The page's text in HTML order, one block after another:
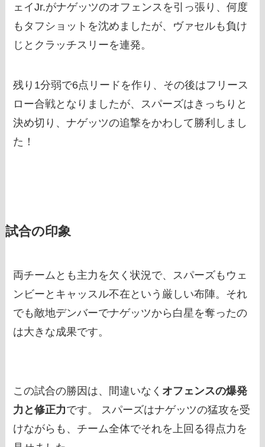
ェイJr.がナゲッツのオフェンスを引っ張り、何度
もタフショットを沈めましたが、ヴァセルも負け
じとクラッチスリーを連発。
残り1分弱で6点リードを作り、その後はフリース
ロー合戦となりましたが、スパーズはきっちりと
決め切り、ナゲッツの追撃をかわして勝利しまし
た！
試合の印象
両チームとも主力を欠く状況で、スパーズもウェ
ンビーとキャッスル不在という厳しい布陣。それ
でも敵地デンバーでナゲッツから白星を奪ったの
は大きな成果です。
この試合の勝因は、間違いなく オフェンスの爆発
力と修正力です。 スパーズはナゲッツの猛攻を受
けながらも、チーム全体でそれを上回る得点力を